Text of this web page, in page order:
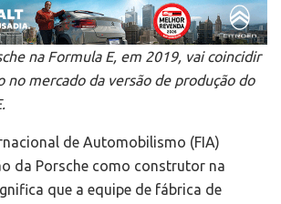
na Formula E, em 2019, vai coincidir
no mercado da versão de produção do
de Automobilismo (FIA)
da Porsche como construtor na
que a equipe de fábrica de